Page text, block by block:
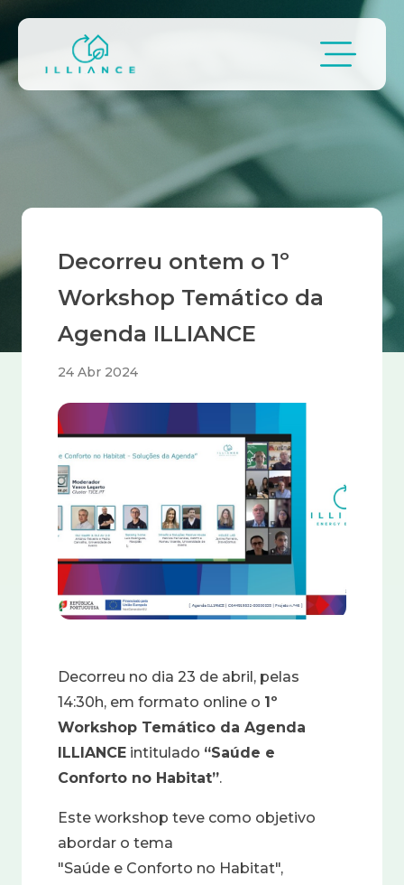
Navegação estrutural
Decorreu ontem o 1º
Workshop Temático da
Agenda ILLIANCE
24 Abr 2024
Imagem
Decorreu no dia 23 de abril, pelas
14:30h, em formato online o 1º
Workshop Temático da Agenda
ILLIANCE intitulado “Saúde e
Conforto no Habitat”.
Este workshop teve como objetivo
abordar o tema
"Saúde e Conforto no Habitat",